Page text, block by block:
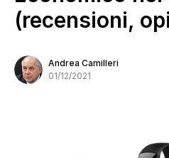
(recensioni,
Andrea Camilleri
01/12/2021